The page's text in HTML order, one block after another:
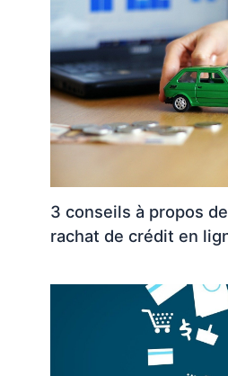
3 conseils à propos
rachat de crédit en